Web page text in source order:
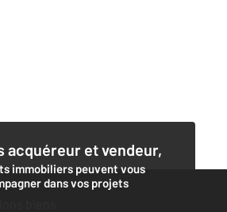
acquéreur et vendeur,
immobiliers peuvent vous
dans vos projets
biens